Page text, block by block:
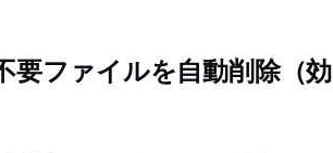
要ファイルを自動削除（効